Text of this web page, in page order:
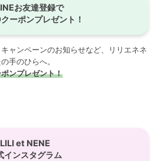
お友達登録で
ーポンプレゼント！
ャンペーンのお知らせなど、リリエネネ
手のひらへ。
ンプレゼント！
LILI et NENE
インスタグラム